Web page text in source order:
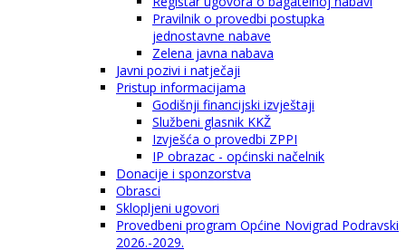
Pravilnik o provedbi postupka
jednostavne nabave
Zelena javna nabava
Javni pozivi i natječaji
Pristup informacijama
Godišnji financijski izvještaji
Službeni glasnik KKŽ
Izvješća o provedbi ZPPI
IP obrazac - općinski načelnik
Donacije i sponzorstva
Obrasci
Sklopljeni ugovori
Provedbeni program Općine Novigrad Podravski
2026.-2029.